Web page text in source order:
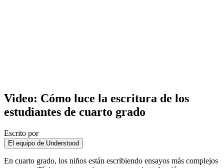
Video: Cómo luce la escritura de los
estudiantes de cuarto grado
Escrito por
El equipo de Understood
En cuarto grado, los niños están escribiendo ensayos más complejos